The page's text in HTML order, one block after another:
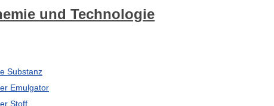
und Technologie
Substanz
Emulgator
Stoff